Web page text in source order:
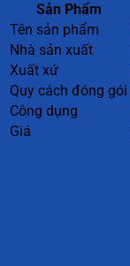
Sản Phẩm
Tên sản phẩm
Nhà sản xuất
Xuất xứ
Quy cách đóng gói
Công dụng
Giá